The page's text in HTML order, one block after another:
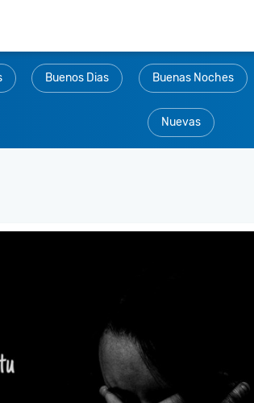
Buenos Dias Buenas Noches
Nuevas